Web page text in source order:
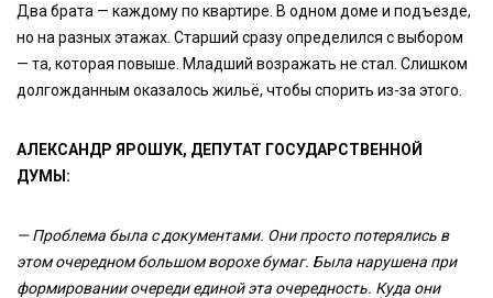
Два брата — каждому по квартире. В одном доме и подъезде,
но на разных этажах. Старший сразу определился с выбором
— та, которая повыше. Младший возражать не стал. Слишком
долгожданным оказалось жильё, чтобы спорить из-за этого.
АЛЕКСАНДР ЯРОШУК, ДЕПУТАТ ГОСУДАРСТВЕННОЙ
ДУМЫ:
— Проблема была с документами. Они просто потерялись в
этом очередном большом ворохе бумаг. Была нарушена при
формировании очереди единой эта очередность. Куда они